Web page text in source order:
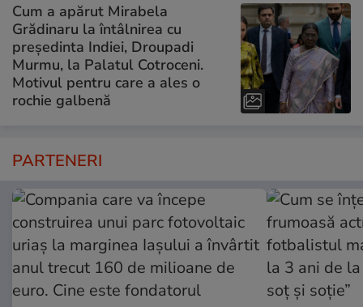
Cum a apărut Mirabela
Grădinaru la întâlnirea cu
președinta Indiei, Droupadi
Murmu, la Palatul Cotroceni.
Motivul pentru care a ales o
rochie galbenă
PARTENERI